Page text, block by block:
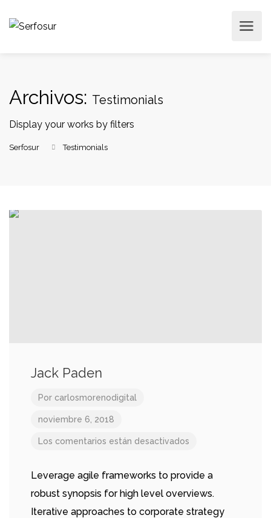
Archivos: Testimonials
Display your works by filters
Serfosur Testimonials
Jack Paden
Por carlosmorenodigital
noviembre 6, 2018
Los comentarios están desactivados
Leverage agile frameworks to provide a
robust synopsis for high level overviews.
Iterative approaches to corporate strategy